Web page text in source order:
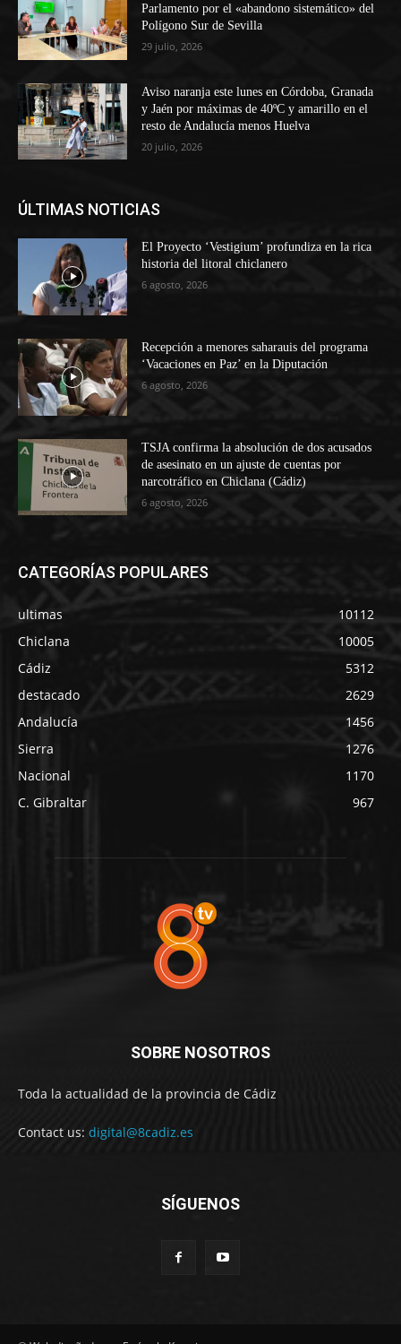
Parlamento por el «abandono sistemático» del
Polígono Sur de Sevilla
29 julio, 2026
Aviso naranja este lunes en Córdoba, Granada
y Jaén por máximas de 40ºC y amarillo en el
resto de Andalucía menos Huelva
20 julio, 2026
ÚLTIMAS NOTICIAS
El Proyecto ‘Vestigium’ profundiza en la rica
historia del litoral chiclanero
6 agosto, 2026
Recepción a menores saharauis del programa
‘Vacaciones en Paz’ en la Diputación
6 agosto, 2026
TSJA confirma la absolución de dos acusados
de asesinato en un ajuste de cuentas por
narcotráfico en Chiclana (Cádiz)
6 agosto, 2026
CATEGORÍAS POPULARES
ultimas
10112
Chiclana
10005
Cádiz
5312
destacado
2629
Andalucía
1456
Sierra
1276
Nacional
1170
C. Gibraltar
967
SOBRE NOSOTROS
Toda la actualidad de la provincia de Cádiz
Contact us: digital@8cadiz.es
SÍGUENOS